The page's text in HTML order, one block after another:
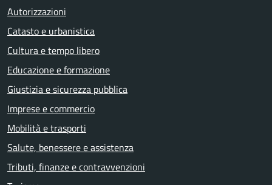
Autorizzazioni
Catasto e urbanistica
Cultura e tempo libero
Educazione e formazione
Giustizia e sicurezza pubblica
Imprese e commercio
Mobilità e trasporti
Salute, benessere e assistenza
Tributi, finanze e contravvenzioni